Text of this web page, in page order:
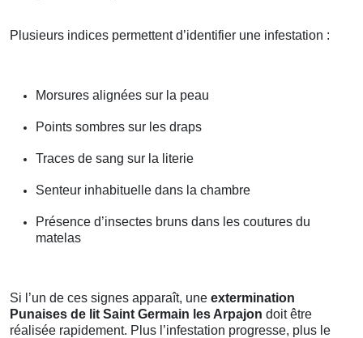
Plusieurs indices permettent d’identifier une infestation :
Morsures alignées sur la peau
Points sombres sur les draps
Traces de sang sur la literie
Senteur inhabituelle dans la chambre
Présence d’insectes bruns dans les coutures du
matelas
Si l’un de ces signes apparaît, une extermination
Punaises de lit Saint Germain les Arpajon doit être
réalisée rapidement. Plus l’infestation progresse, plus le